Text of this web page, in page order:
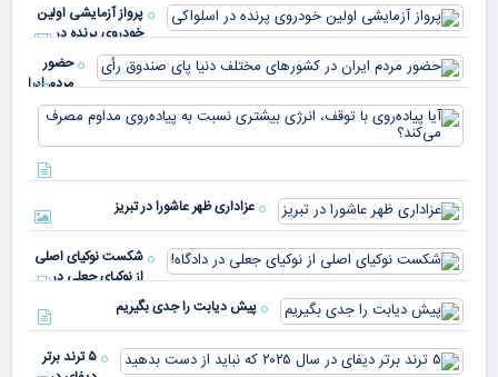
پرواز آزمایشی اولین
خودروی پرنده در
اسلواکی
حضور
مردم ایران
در
کشورهای
مختلف
دنیا پای
صندوق
عزاداری ظهر عاشورا در تبریز
شکست نوکیای اصلی
از نوکیای جعلی در
دادگاه!
پیش دیابت را جدی بگیریم
۵ ترند برتر